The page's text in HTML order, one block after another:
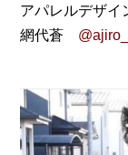
アパレルデザ
網代蒼